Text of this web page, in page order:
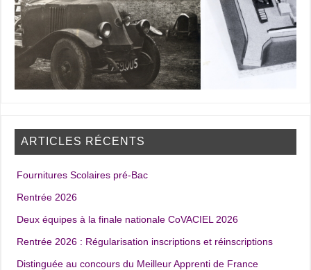
ARTICLES RÉCENTS
Fournitures Scolaires pré-Bac
Rentrée 2026
Deux équipes à la finale nationale CoVACIEL 2026
Rentrée 2026 : Régularisation inscriptions et réinscriptions
Distinguée au concours du Meilleur Apprenti de France